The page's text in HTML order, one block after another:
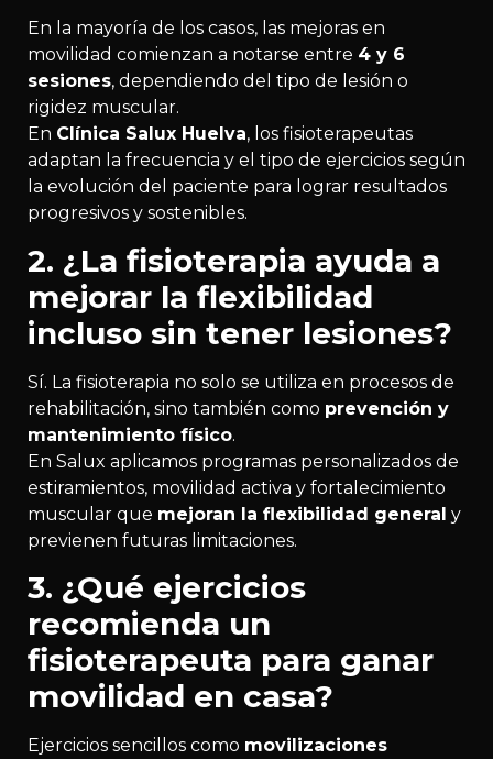
En la mayoría de los casos, las mejoras en
movilidad comienzan a notarse entre 4 y 6
sesiones, dependiendo del tipo de lesión o
rigidez muscular.
En Clínica Salux Huelva, los fisioterapeutas
adaptan la frecuencia y el tipo de ejercicios según
la evolución del paciente para lograr resultados
progresivos y sostenibles.
2. ¿La fisioterapia ayuda a
mejorar la flexibilidad
incluso sin tener lesiones?
Sí. La fisioterapia no solo se utiliza en procesos de
rehabilitación, sino también como prevención y
mantenimiento físico.
En Salux aplicamos programas personalizados de
estiramientos, movilidad activa y fortalecimiento
muscular que mejoran la flexibilidad general y
previenen futuras limitaciones.
3. ¿Qué ejercicios
recomienda un
fisioterapeuta para ganar
movilidad en casa?
Ejercicios sencillos como movilizaciones